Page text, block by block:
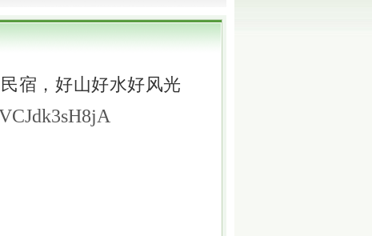
宿，好山好水好风光